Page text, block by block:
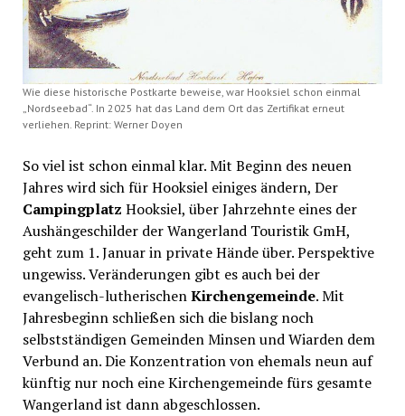
Wie diese historische Postkarte beweise, war Hooksiel schon einmal
„Nordseebad“. In 2025 hat das Land dem Ort das Zertifikat erneut
verliehen. Reprint: Werner Doyen
So viel ist schon einmal klar. Mit Beginn des neuen
Jahres wird sich für Hooksiel einiges ändern, Der
Campingplatz Hooksiel, über Jahrzehnte eines der
Aushängeschilder der Wangerland Touristik GmH,
geht zum 1. Januar in private Hände über. Perspektive
ungewiss. Veränderungen gibt es auch bei der
evangelisch-lutherischenKirchengemeinde. Mit
Jahresbeginn schließen sich die bislang noch
selbstständigen Gemeinden Minsen und Wiarden dem
Verbund an. Die Konzentration von ehemals neun auf
künftig nur noch eine Kirchengemeinde fürs gesamte
Wangerland ist dann abgeschlossen.